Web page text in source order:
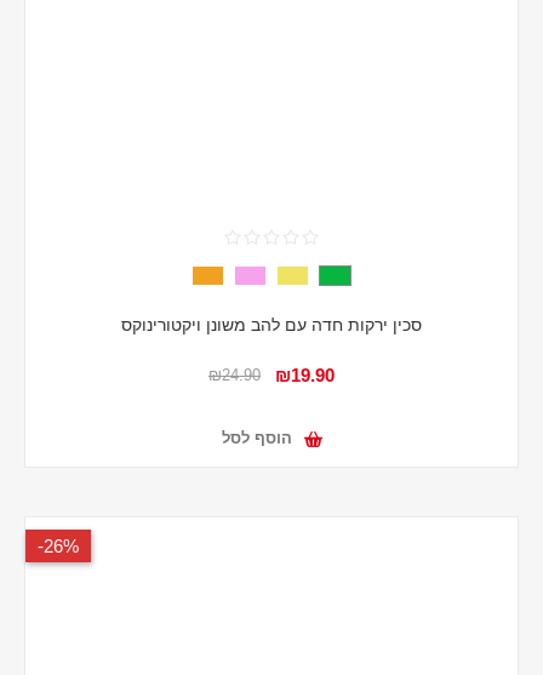
סכין ירקות חדה עם להב משונן ויקטורינוקס
₪19.90
₪24.90
הוסף לסל
26%-